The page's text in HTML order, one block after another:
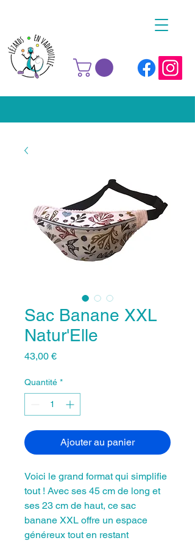
Sac Banane XXL
Natur'Elle
43,00 €Prix
Quantité *
Ajouter au panier
Voici le grand format qui simplifie
tout ! Avec ses 45 cm de long et
ses 23 cm de haut, ce sac
banane XXL offre un espace
généreux tout en restant